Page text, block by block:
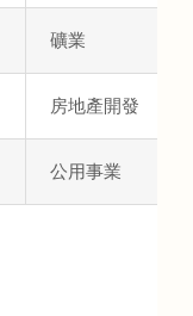
礦業
房地產開發
公用事業